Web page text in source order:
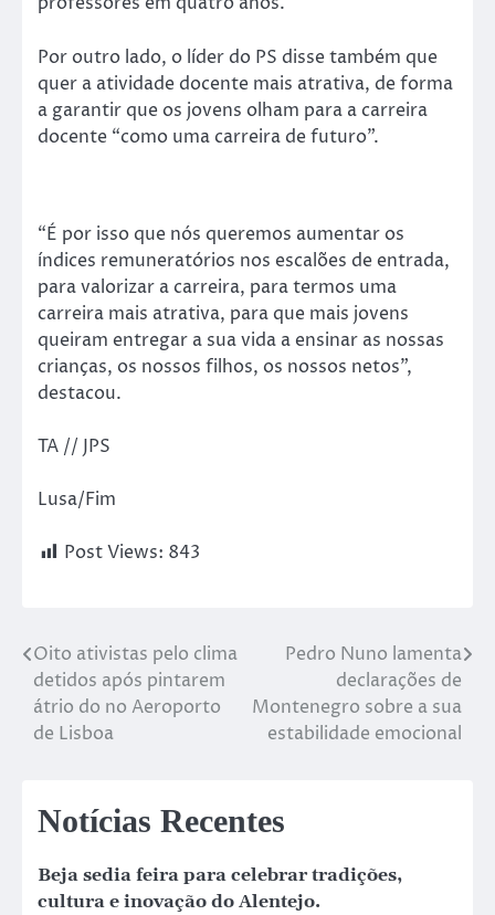
Por outro lado, o líder do PS disse também que
quer a atividade docente mais atrativa, de forma
a garantir que os jovens olham para a carreira
docente “como uma carreira de futuro”.
“É por isso que nós queremos aumentar os
índices remuneratórios nos escalões de entrada,
para valorizar a carreira, para termos uma
carreira mais atrativa, para que mais jovens
queiram entregar a sua vida a ensinar as nossas
crianças, os nossos filhos, os nossos netos”,
destacou.
TA // JPS
Lusa/Fim
Post Views: 843
Oito ativistas pelo clima
detidos após pintarem
átrio do no Aeroporto
de Lisboa
Pedro Nuno lamenta
declarações de
Montenegro sobre a sua
estabilidade emocional
Notícias Recentes
Beja sedia feira para celebrar tradições,
cultura e inovação do Alentejo.